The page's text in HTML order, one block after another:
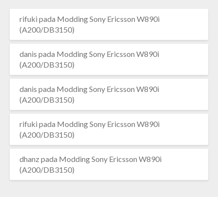
rifuki pada Modding Sony Ericsson W890i
(A200/DB3150)
danis pada Modding Sony Ericsson W890i
(A200/DB3150)
danis pada Modding Sony Ericsson W890i
(A200/DB3150)
rifuki pada Modding Sony Ericsson W890i
(A200/DB3150)
dhanz pada Modding Sony Ericsson W890i
(A200/DB3150)